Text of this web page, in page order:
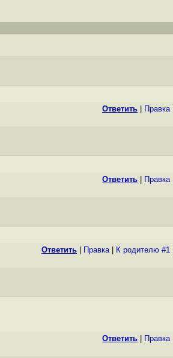
Ответить Правка|
Ответить Правка|
Ответить Правка| К родителю #1
Ответить Правка|